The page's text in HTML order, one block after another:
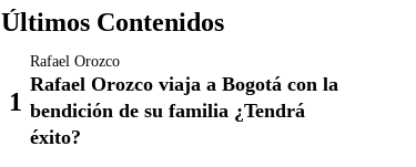
Últimos Contenidos
Rafael Orozco
Rafael Orozco viaja a Bogotá con la
bendición de su familia ¿Tendrá
éxito?